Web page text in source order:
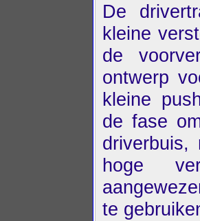
De
kleine
de
ontwerp
kleine
de fase
hoge
te